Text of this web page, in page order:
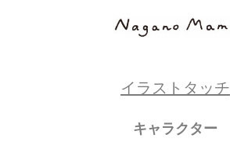
イラストタッチ
キャラクター